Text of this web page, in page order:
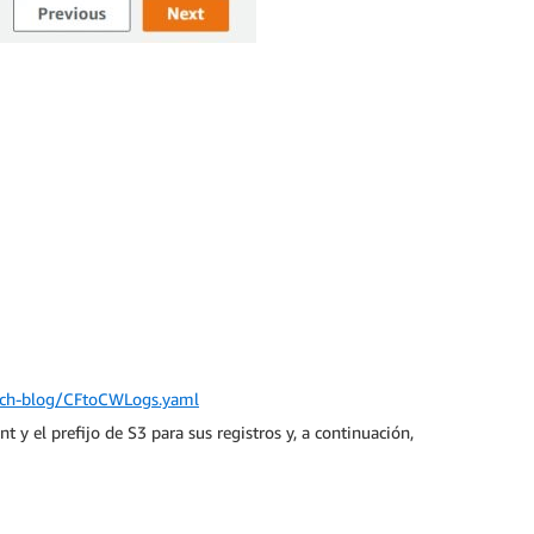
blog/CFtoCWLogs.yaml
y el prefijo de S3 para sus registros y, a continuación,